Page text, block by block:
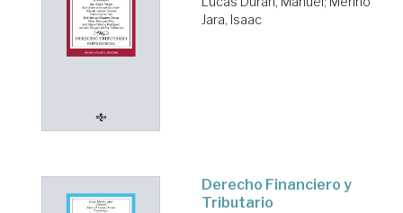
Jara, Isaac
Derecho Financiero y
Tributario